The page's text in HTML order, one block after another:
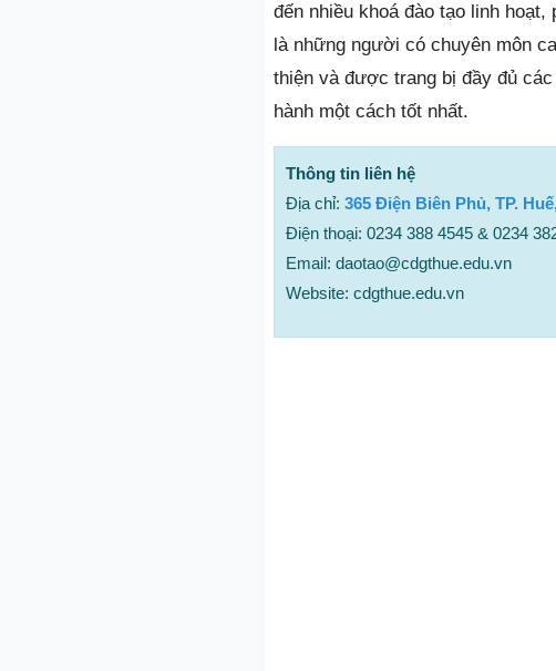
đến nhiều khoá đào tạo linh
là những người có chuyên môn
thiện và được trang bị đầy đủ
hành một cách tốt nhất.
Thông tin liên hệ
Địa chỉ: 365 Điện Biên Phủ, TP.
Điện thoại: 0234 388 4545 & 0234
Email: daotao@cdgthue.edu.vn
Website: cdgthue.edu.vn